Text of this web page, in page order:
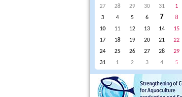
27 28 29 30 31 1
3
4 5 6 7 8
10
11 12 13 14 15
17
18 19 20 21 22
24
25 26 27 28 29
31
1 2 3 4 5